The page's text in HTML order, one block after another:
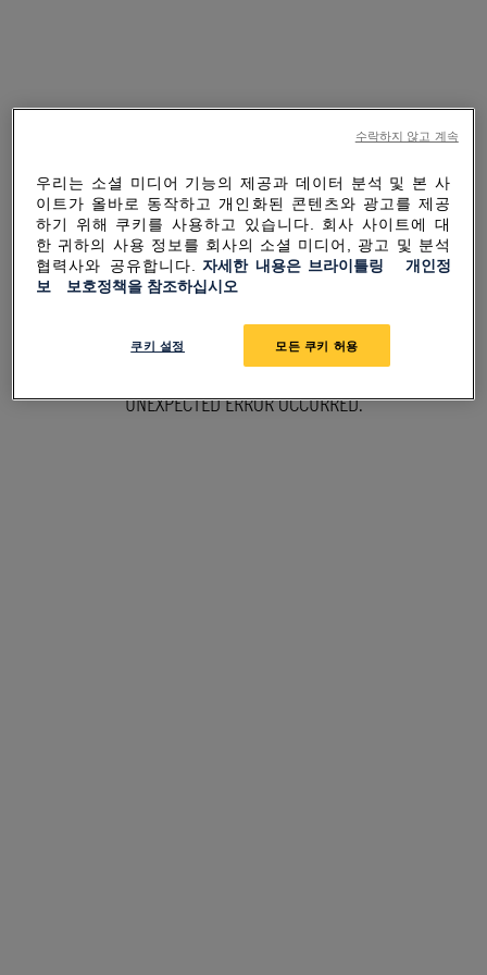
SORRY FOR THE
INCONVENIENCE
UNEXPECTED ERROR OCCURRED.
우리는 소셜 미디어 기능의 제공과 데이터 분석 및 본 사
이트가 올바로 동작하고 개인화된 콘텐츠와 광고를 제공
하기 위해 쿠키를 사용하고 있습니다. 회사 사이트에 대
한 귀하의 사용 정보를 회사의 소셜 미디어, 광고 및 분석
협력사와 공유합니다. 자세한 내용은 브라이틀링 개인정
보 보호정책을 참조하십시오
쿠키 설정 모든 쿠키 허용
수락하지 않고 계속